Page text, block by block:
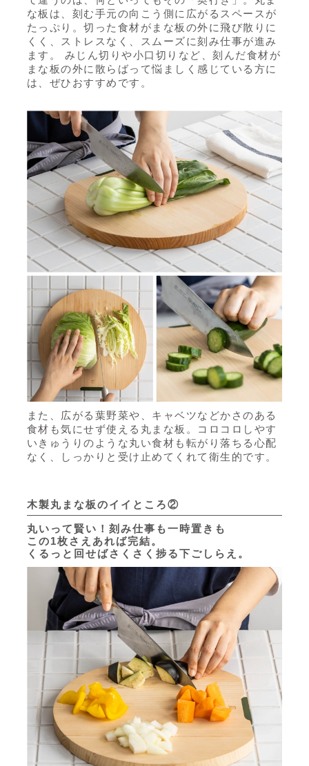
な板は、刻む手元の向こう側に広がるスペースが
たっぷり。切った食材がまな板の外に飛び散りに
くく、ストレスなく、スムーズに刻み仕事が進み
ます。 みじん切りや小口切りなど、刻んだ食材が
まな板の外に散らばって悩ましく感じている方に
は、ぜひおすすめです。
また、広がる葉野菜や、キャベツなどかさのある
食材も気にせず使える丸まな板。コロコロしやす
いきゅうりのような丸い食材も転がり落ちる心配
なく、しっかりと受け止めてくれて衛生的です。
木製丸まな板のイイところ②
丸いって賢い！刻み仕事も一時置きも
この1枚さえあれば完結。
くるっと回せばさくさく捗る下ごしらえ。